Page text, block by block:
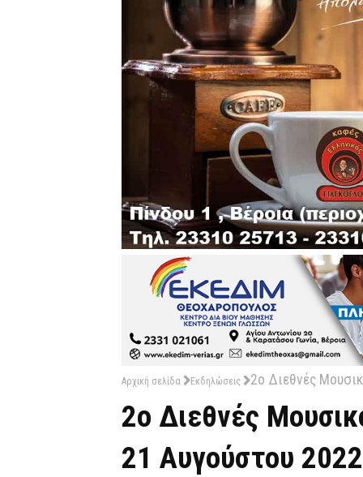
Αρχική σελίδα Εκδηλώσεις 2ο Διεθνές
2ο Διεθνές
21 Αυγούστου 2022